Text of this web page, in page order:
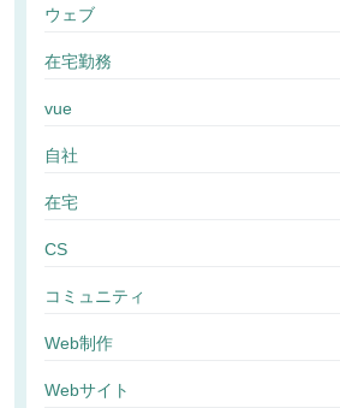
ウェブ
在宅勤務
vue
自社
在宅
CS
コミュニティ
Web制作
Webサイト